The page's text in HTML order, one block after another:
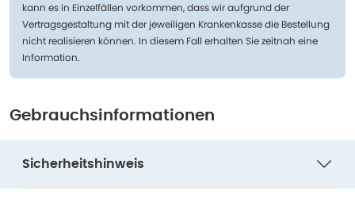
kann es in Einzelfällen vorkommen, dass wir aufgrund der
Vertragsgestaltung mit der jeweiligen Krankenkasse die Bestellung
nicht realisieren können. In diesem Fall erhalten Sie zeitnah eine
Information.
Gebrauchsinformationen
Sicherheitshinweis